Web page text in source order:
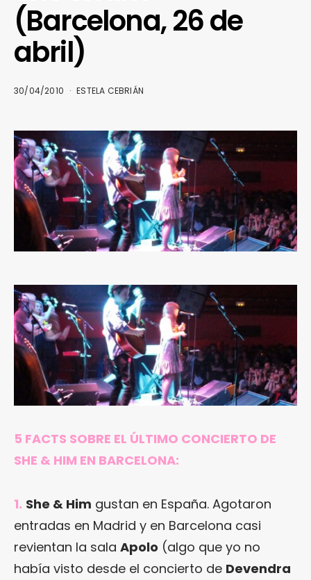
(Barcelona, 26 de
abril)
30/04/2010 ESTELA CEBRIÁN
5 FACTS SOBRE EL ÚLTIMO CONCIERTO DE
SHE & HIM EN BARCELONA:
1. She & Him gustan en España. Agotaron
entradas en Madrid y en Barcelona casi
revientan la sala Apolo (algo que yo no
había visto desde el concierto de Devendra